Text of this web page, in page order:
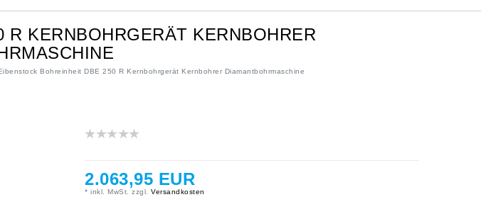
KERNBOHRGERÄT KERNBOHRER
Bohreinheit DBE 250 R Kernbohrgerät Kernbohrer Diamantbohrmaschine
2.063,95 EUR
* inkl. MwSt. zzgl. Versandkosten